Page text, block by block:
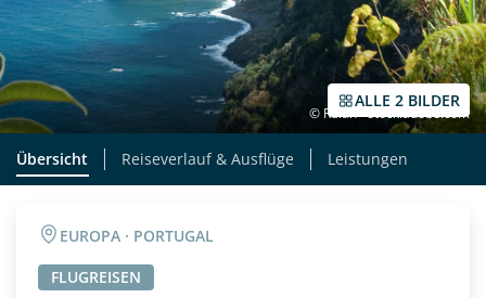
ALLE 2 BILDER
© Rulan - stock.adobe.com
Übersicht Reiseverlauf & Ausflüge Leistungen
EUROPA · PORTUGAL
FLUGREISEN
Vorname Nachname
E-Mail* Telefon